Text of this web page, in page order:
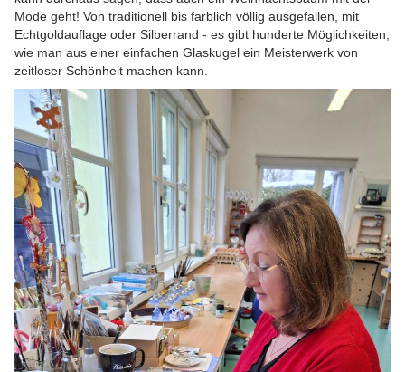
Mode geht! Von traditionell bis farblich völlig ausgefallen, mit
Echtgoldauflage oder Silberrand - es gibt hunderte Möglichkeiten,
wie man aus einer einfachen Glaskugel ein Meisterwerk von
zeitloser Schönheit machen kann.